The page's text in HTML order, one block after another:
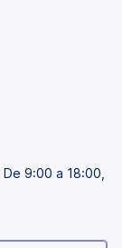
De 9:00 a 18:00,